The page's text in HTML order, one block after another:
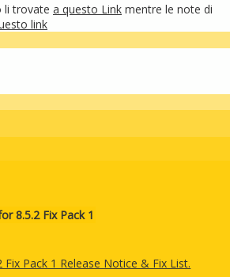
li trovate a questo Link mentre le note di
link
8.5.2 Fix Pack 1
Pack 1 Release Notice & Fix List.